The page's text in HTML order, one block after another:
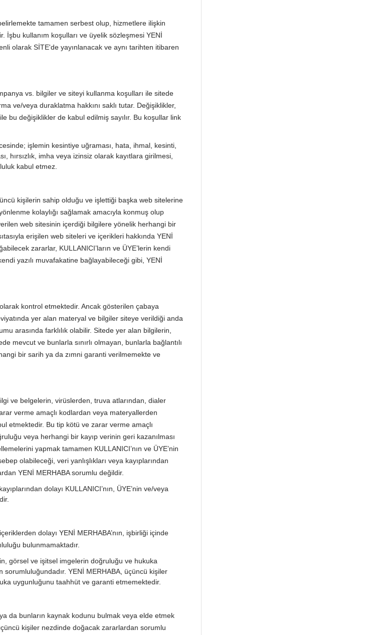
tamamen serbest olup, hizmetlere ilişkin
İşbu kullanım koşulları ve üyelik sözleşmesi YENİ
olarak SİTE'de yayınlanacak ve aynı tarihten itibaren
vs. bilgiler ve siteyi kullanma koşulları ile sitede
ve/veya duraklatma hakkını saklı tutar. Değişiklikler,
bu değişiklikler de kabul edilmiş sayılır. Bu koşullar link
işlemin kesintiye uğraması, hata, ihmal, kesinti,
hırsızlık, imha veya izinsiz olarak kayıtlara girilmesi,
kabul etmez.
kişilerin sahip olduğu ve işlettiği başka web sitelerine
kolaylığı sağlamak amacıyla konmuş olup
web sitesinin içerdiği bilgilere yönelik herhangi bir
erişilen web siteleri ve içerikleri hakkında YENİ
zararlar, KULLANICI’ların ve ÜYE’lerin kendi
yazılı muvafakatine bağlayabileceği gibi, YENİ
kontrol etmektedir. Ancak gösterilen çabaya
yer alan materyal ve bilgiler siteye verildiği anda
arasında farklılık olabilir. Sitede yer alan bilgilerin,
mevcut ve bunlarla sınırlı olmayan, bunlarla bağlantılı
bir sarih ya da zımni garanti verilmemekte ve
ve belgelerin, virüslerden, truva atlarından, dialer
verme amaçlı kodlardan veya materyallerden
etmektedir. Bu tip kötü ve zarar verme amaçlı
veya herhangi bir kayıp verinin geri kazanılması
yapmak tamamen KULLANICI’nın ve ÜYE’nin
olabileceği, veri yanlışlıkları veya kayıplarından
YENİ MERHABA sorumlu değildir.
dolayı KULLANICI’nın, ÜYE’nin ve/veya
dolayı YENİ MERHABA’nın, işbirliği içinde
bulunmamaktadır.
görsel ve işitsel imgelerin doğruluğu ve hukuka
YENİ MERHABA, üçüncü kişiler
uygunluğunu taahhüt ve garanti etmemektedir.
da bunların kaynak kodunu bulmak veya elde etmek
kişiler nezdinde doğacak zararlardan sorumlu